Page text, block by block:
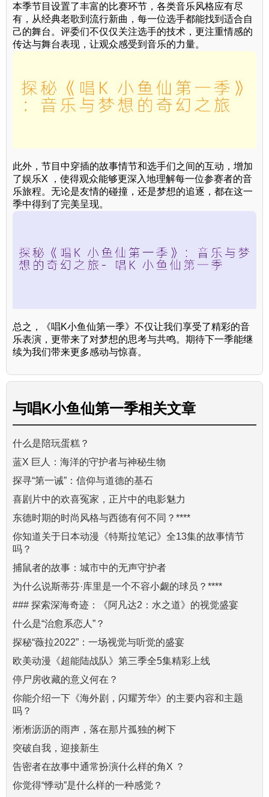
本季节目设置了丰富的比赛环节，各类音乐风格应有尽
有，从经典老歌到流行新曲，每一位选手都能找到适合自
己的舞台。评委们不仅仅关注选手的技术，更注重情感的
传达与舞台表现，让观众感受到音乐的力量。
此外，节目中穿插的故事情节和选手们之间的互动，增加
了娱乐X ，使得观众能够更深入地理解每一位参赛者的音
乐旅程。无论是友情的碰撞，还是梦想的追逐，都在这一
季中得到了完美呈现。
总之，《唱K小鱼仙第一季》不仅让我们享受了精彩的音
乐表演，更带来了对梦想的思考与共鸣。期待下一季能继
续为我们带来更多感动与惊喜。
与唱K小鱼仙第一季相关文章
什么是陪玩蛋糕？
蓝X 巨人：海洋的守护者与神秘生物
探寻“第一诫”：信仰与道德的基石
喜剧片中的欢喜冤家，正片中的电影魅力
东德时期的时尚风格与西德有何不同？****
你知道关于日本动漫《特斯拉笔记》全13集的故事情节
吗？
捕鼠者的故事：城市中的无声守护者
为什么说斯蒂芬·库里是一个不容小觑的球员？****
### 探索深海奇迹：《阿凡达2：水之道》的视觉盛宴
什么是“治愈系恋人”？
探秘“薇拉2022”：一场视觉与听觉的盛宴
欧美动漫《超能陆战队》第三季全5集精彩上线
停尸房收藏的意义何在？
你能介绍一下《海外剧，闪耀芳华》的主要内容和主题
吗？
淅淅沥沥的雨声，落在那片孤独的树下
突破自我，迎接新生
告密者在故事中通常扮演什么样的角X ？
你觉得“悸动”是什么样的一种感觉？